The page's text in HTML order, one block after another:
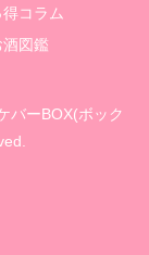
得コラム
酒図鑑
バーBOX(ボック